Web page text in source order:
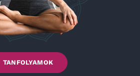
TANFOLYAMOK